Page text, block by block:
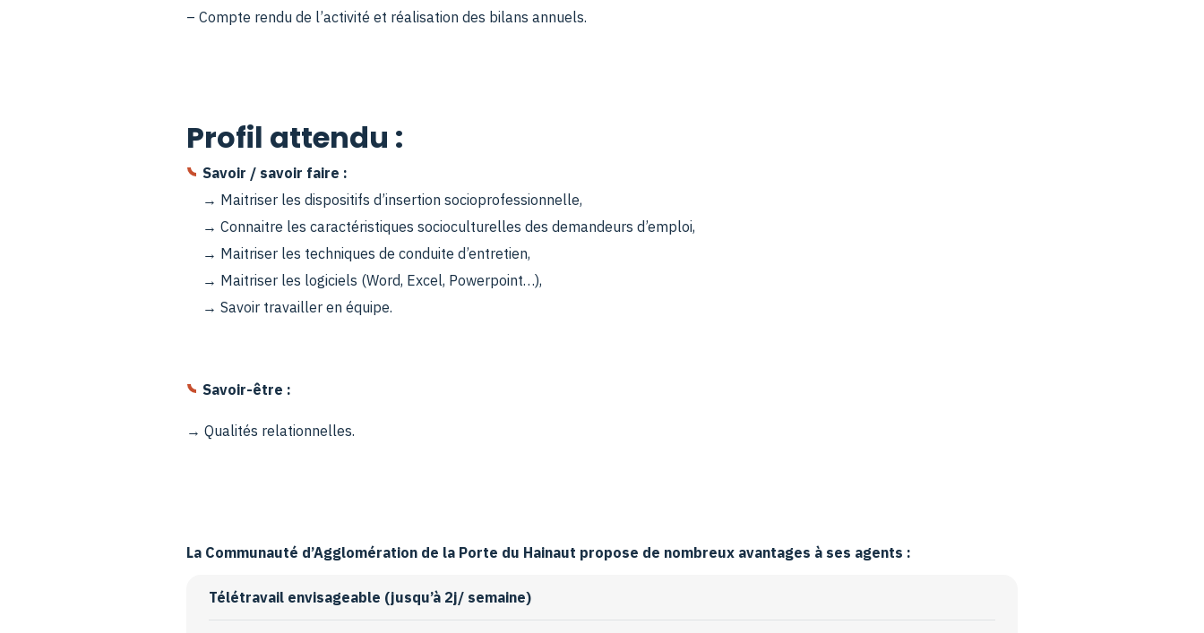
– Compte rendu de l’activité et réalisation des bilans annuels.
Profil attendu :
Savoir / savoir faire :
→ Maitriser les dispositifs d’insertion socioprofessionnelle,
→ Connaitre les caractéristiques socioculturelles des demandeurs d’emploi,
→ Maitriser les techniques de conduite d’entretien,
→ Maitriser les logiciels (Word, Excel, Powerpoint…),
→ Savoir travailler en équipe.
Savoir-être :
→ Qualités relationnelles.
La Communauté d’Agglomération de la Porte du Hainaut propose de nombreux avantages à ses agents :
Télétravail envisageable (jusqu’à 2j/ semaine)